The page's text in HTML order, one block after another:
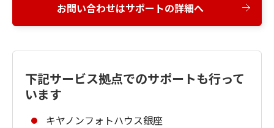
お問い合わせはサポートの詳細へ
下記サービス拠点でのサポートも行って
います
キヤノンフォトハウス銀座